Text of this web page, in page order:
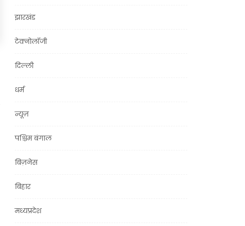
झारखंड
टेक्नोलॉजी
दिल्ली
धर्म
न्यूज़
पश्चिम बंगाल
बिज़नेस
बिहार
मध्यप्रदेश